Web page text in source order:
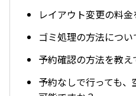
レイアウト変更の料金
ゴミ処理の方法につい
予約確認の方法を教え
予約なしで行っても